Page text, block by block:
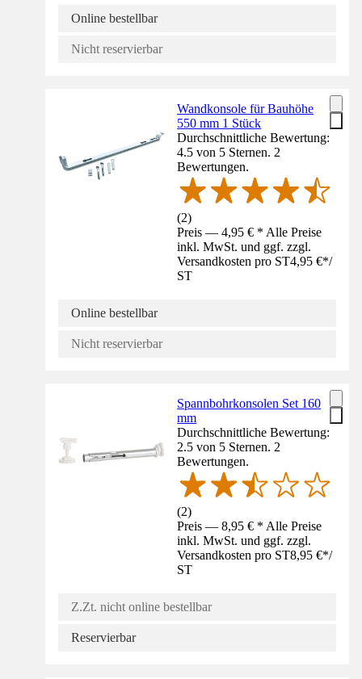
Online bestellbar
Nicht reservierbar
Wandkonsole für Bauhöhe
550 mm 1 Stück
Durchschnittliche Bewertung:
4.5 von 5 Sternen. 2
Bewertungen.
(2)
Preis — 4,95 € * Alle Preise
inkl. MwSt. und ggf. zzgl.
Versandkosten pro ST4,95 €*/
ST
Online bestellbar
Nicht reservierbar
Spannbohrkonsolen Set 160
mm
Durchschnittliche Bewertung:
2.5 von 5 Sternen. 2
Bewertungen.
(2)
Preis — 8,95 € * Alle Preise
inkl. MwSt. und ggf. zzgl.
Versandkosten pro ST8,95 €*/
ST
Z.Zt. nicht online bestellbar
Reservierbar